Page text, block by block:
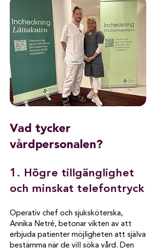
Vad tycker
vårdpersonalen?
1. Högre tillgänglighet
och minskat telefontryck
Operativ chef och sjuksköterska,
Annika Netré, betonar vikten av att
erbjuda patienter möjligheten att själva
bestämma när de vill söka vård. Den